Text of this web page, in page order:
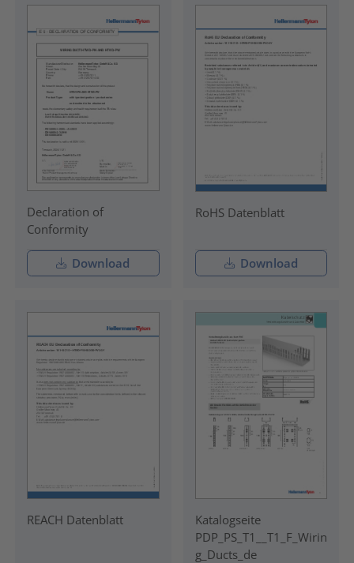
Declaration of
Conformity
Download
RoHS Datenblatt
Download
REACH Datenblatt
Katalogseite
PDP_PS_T1__T1_F_Wirin
g_Ducts_de